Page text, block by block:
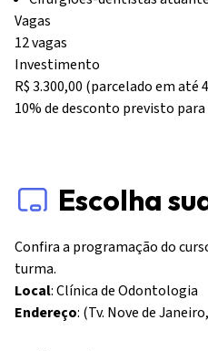
Vagas
12 vagas
Investimento
R$ 3.300,00 (parcelado em até
10% de desconto previsto para
Escolha
Confira a programação do
turma.
Local: Clínica de Odontologia
Endereço: (Tv. Nove de